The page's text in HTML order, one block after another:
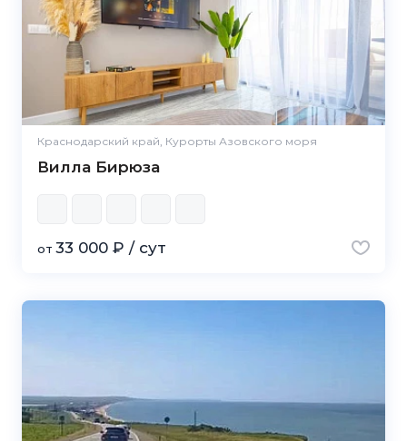
Краснодарский край, Курорты Азовского моря
Вилла Бирюза
от 33 000 ₽ / сут